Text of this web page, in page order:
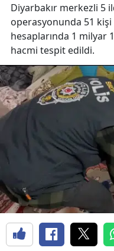
Diyarbakır merkezli 5
operasyonunda 51 kişi
hesaplarında 1 milyar
hacmi tespit edildi.